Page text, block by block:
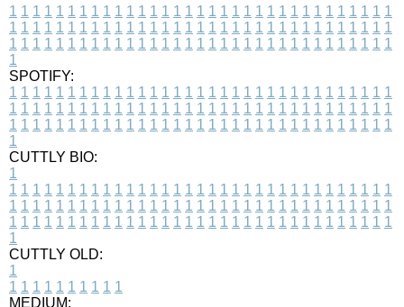
1 1 1 1 1 1 1 1 1 1 1 1 1 1 1 1 1 1 1 1 1 1 1 1 1 1 1 1 1 1 1 1 1
1 1 1 1 1 1 1 1 1 1 1 1 1 1 1 1 1 1 1 1 1 1 1 1 1 1 1 1 1 1 1 1 1
1 1 1 1 1 1 1 1 1 1 1 1 1 1 1 1 1 1 1 1 1 1 1 1 1 1 1 1 1 1 1 1 1
1
SPOTIFY:
1 1 1 1 1 1 1 1 1 1 1 1 1 1 1 1 1 1 1 1 1 1 1 1 1 1 1 1 1 1 1 1 1
1 1 1 1 1 1 1 1 1 1 1 1 1 1 1 1 1 1 1 1 1 1 1 1 1 1 1 1 1 1 1 1 1
1 1 1 1 1 1 1 1 1 1 1 1 1 1 1 1 1 1 1 1 1 1 1 1 1 1 1 1 1 1 1 1 1
1
CUTTLY BIO:
1
1 1 1 1 1 1 1 1 1 1 1 1 1 1 1 1 1 1 1 1 1 1 1 1 1 1 1 1 1 1 1 1 1
1 1 1 1 1 1 1 1 1 1 1 1 1 1 1 1 1 1 1 1 1 1 1 1 1 1 1 1 1 1 1 1 1
1 1 1 1 1 1 1 1 1 1 1 1 1 1 1 1 1 1 1 1 1 1 1 1 1 1 1 1 1 1 1 1 1
1
CUTTLY OLD:
1
1 1 1 1 1 1 1 1 1 1
MEDIUM: